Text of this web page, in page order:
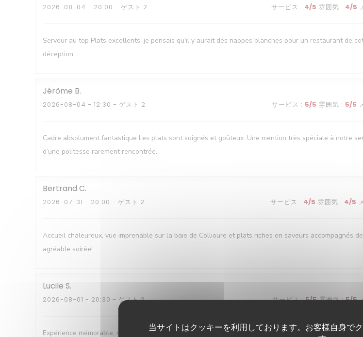
当サイトはクッキーを利用しております。お客様自身で
2026-08-04 - 20:00 - ゲスト 2 サービス : 4/5 雰囲気 : 4/5
Serveur au top Plats excellents, je pensais qu'il y aurait des nappes blanches pour un restaurant de
déception
Jérôme B
2026-08-04 - 12:30 - ゲスト 2 サービス : 5/5 雰囲気 : 5/5
Cadre absolument fantastique Les plats sont soignés et goûteux. Une mention très spéciale à notre
d’une politesse rarement rencontrée.
Bertrand C
2026-07-31 - 20:00 - ゲスト 2 サービス : 4/5 雰囲気 : 4/5
Accueil chaleureux, vue imprenable sur la baie de Collioure et plats riches en saveurs accompagnés
agréable soirée!
Lucile S
2026-08-01 - 20:30 - ゲスト 2 サービス: 5/5 雰囲気: 5/5
Expérience mémorable, nous avons été servi par said qui a répondu à toutes nos attentes. Nous